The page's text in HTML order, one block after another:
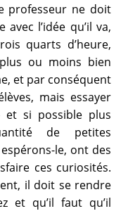
professeur ne doit
avec l’idée qu’il va,
quarts d’heure,
ou moins bien
et par conséquent
mais essayer
si possible plus
de petites
le, ont des
ces curiosités.
il doit se rendre
et qu’il faut qu’il